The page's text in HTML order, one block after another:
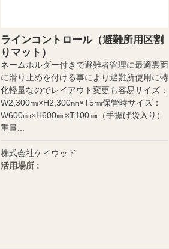
ラインコントロール（避難所用区割
りマット）
ネームホルダー付きで避難者管理に最適裏面
に滑り止めを付ける事により避難所使用に特
化軽量なのでレイアウト変更も容易サイズ：
W2,300㎜×H2,300㎜×T5㎜保管時サイズ：
W600㎜×H600㎜×T100㎜（手提げ袋入り）
重量...
株式会社ケイウッド
活用場所 :